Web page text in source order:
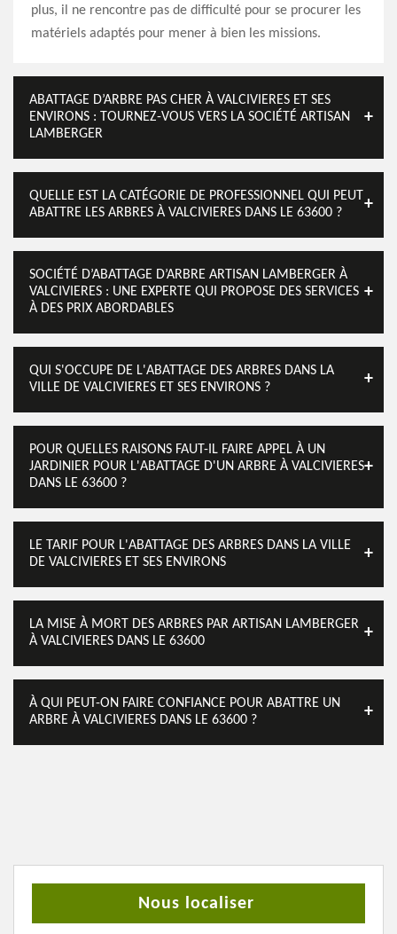
plus, il ne rencontre pas de difficulté pour se procurer les
matériels adaptés pour mener à bien les missions.
ABATTAGE D’ARBRE PAS CHER À VALCIVIERES ET SES
ENVIRONS : TOURNEZ-VOUS VERS LA SOCIÉTÉ ARTISAN
LAMBERGER
QUELLE EST LA CATÉGORIE DE PROFESSIONNEL QUI PEUT
ABATTRE LES ARBRES À VALCIVIERES DANS LE 63600 ?
SOCIÉTÉ D’ABATTAGE D’ARBRE ARTISAN LAMBERGER À
VALCIVIERES : UNE EXPERTE QUI PROPOSE DES SERVICES
À DES PRIX ABORDABLES
QUI S'OCCUPE DE L'ABATTAGE DES ARBRES DANS LA
VILLE DE VALCIVIERES ET SES ENVIRONS ?
POUR QUELLES RAISONS FAUT-IL FAIRE APPEL À UN
JARDINIER POUR L'ABATTAGE D'UN ARBRE À VALCIVIERES
DANS LE 63600 ?
LE TARIF POUR L'ABATTAGE DES ARBRES DANS LA VILLE
DE VALCIVIERES ET SES ENVIRONS
LA MISE À MORT DES ARBRES PAR ARTISAN LAMBERGER
À VALCIVIERES DANS LE 63600
À QUI PEUT-ON FAIRE CONFIANCE POUR ABATTRE UN
ARBRE À VALCIVIERES DANS LE 63600 ?
Nous localiser